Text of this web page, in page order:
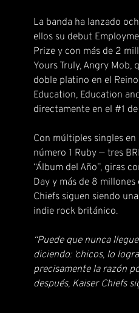
La banda ha lanzado
ellos su debut
Prize y con más de 2
Yours Truly, Angry Mob,
doble platino en el
Education, Education
directamente en el #1
Con múltiples singles
número 1 Ruby — tres
“Álbum del Año”, giras
Day y más de 8
Chiefs siguen siendo
indie rock británico.
“Puede que nunca
diciendo: ‘chicos, lo
precisamente la razón
después, Kaiser Chiefs